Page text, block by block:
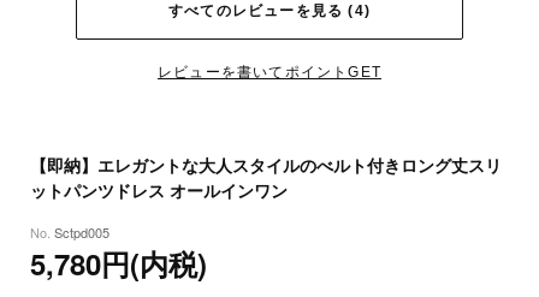
すべてのレビューを見る (4)
レビューを書いてポイントGET
【即納】エレガントな大人スタイルのべルト付きロング丈スリ
ットパンツドレス オールインワン
Sctpd005
5,780円(内税)